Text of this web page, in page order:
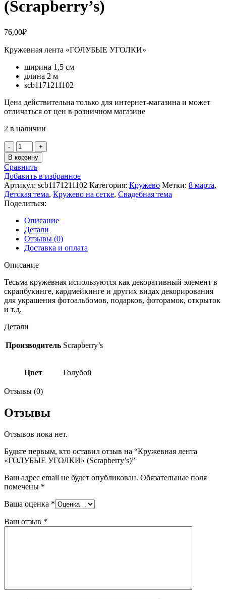
(Scrapberry’s)
76,00₽
Кружевная лента «ГОЛУБЫЕ УГОЛКИ»
ширина 1,5 см
длина 2 м
scb1171211102
Цена действительна только для интернет-магазина и может
отличаться от цен в розничном магазине
2 в наличии
Количество
товара
Кружевная
лента
"ГОЛУБЫЕ
УГОЛКИ"
(Scrapberry's)
В корзину
Сравнить
Добавить в избранное
Артикул: scb1171211102 Категория: Кружево Метки: 8 марта,
Детская тема, Кружево на сетке, Свадебная тема
Поделиться:
Описание
Детали
Отзывы (0)
Доставка и оплата
Описание
Тесьма кружевная используются как декоративный элемент в
скрапбукинге, кардмейкинге и других видах декорирования
для украшения фотоальбомов, подарков, фоторамок, открыток
и т.д.
Детали
Производитель Scrapberry’s
Цвет Голубой
Отзывы (0)
Отзывы
Отзывов пока нет.
Будьте первым, кто оставил отзыв на “Кружевная лента
«ГОЛУБЫЕ УГОЛКИ» (Scrapberry’s)”
Ваш адрес email не будет опубликован. Обязательные поля
помечены *
Ваша оценка *
Ваш отзыв *